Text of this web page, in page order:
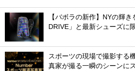
【バボラの新作】NYの輝
DRIVE」と最新シューズに
スポーツの現場で撮影する
真家が撮る一瞬のシーンに